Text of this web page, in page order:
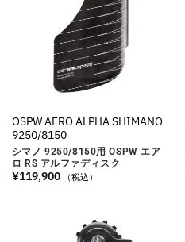
OSPW AERO ALPHA SHIMANO
9250/8150
シマノ 9250/8150用 OSPW エア
ロ RS アルファディスク
¥119,900 （税込）